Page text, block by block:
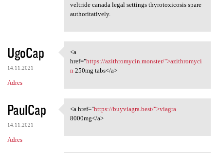
veltride canada legal settings thyrotoxicosis spare
authoritatively.
UgoCap
14.11.2021
Adres
<a href="https://azithromycin
<a
href="https://azithromycin.monster/">azithromyci
n 250mg tabs</a>
PaulCap
14.11.2021
Adres
<a href="https://buyviagra
<a href="https://buyviagra.best/">viagra
8000mg</a>